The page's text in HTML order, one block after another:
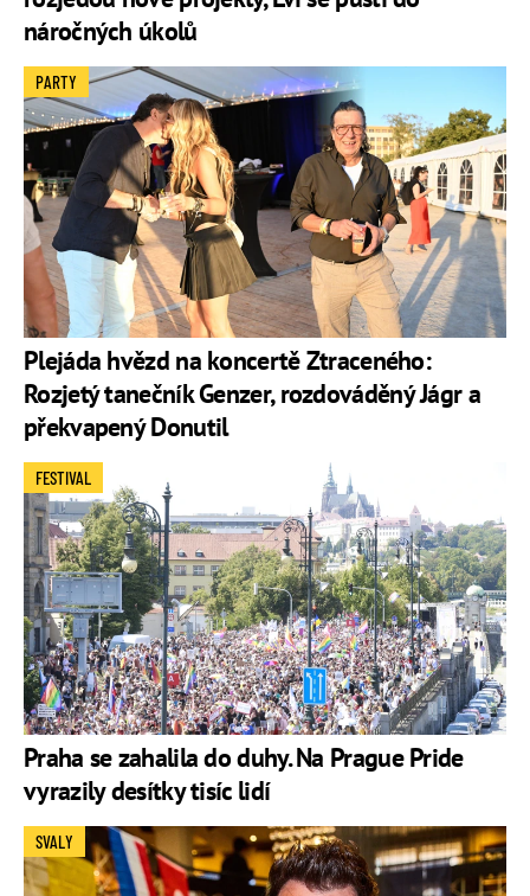
náročných úkolů
Plejáda hvězd na koncertě Ztraceného:
Rozjetý tanečník Genzer, rozdováděný Jágr a
překvapený Donutil
PARTY
Praha se zahalila do duhy. Na Prague Pride
vyrazily desítky tisíc lidí
FESTIVAL
SVALY